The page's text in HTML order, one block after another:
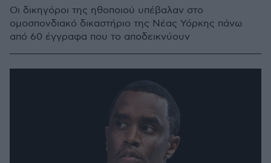
Οι δικηγόροι της ηθοποιού υπέβαλαν στο
ομοσπονδιακό δικαστήριο της Νέας Υόρκης πάνω
από 60 έγγραφα που το αποδεικνύουν